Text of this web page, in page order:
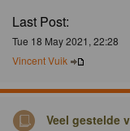
Last Post:
Tue 18 May 2021, 22:28
Vincent Vuik
Veel gestelde